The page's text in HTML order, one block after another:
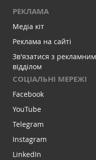
РЕКЛАМА
Медіа кіт
Реклама на сайті
Зв'язатися з рекламним
відділом
СОЦІАЛЬНІ МЕРЕЖІ
Facebook
YouTube
Telegram
Instagram
LinkedIn